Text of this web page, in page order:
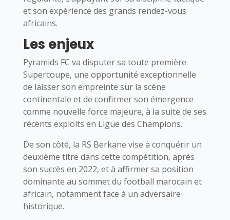
et son expérience des grands rendez-vous
africains.
Les enjeux
Pyramids FC va disputer sa toute première
Supercoupe, une opportunité exceptionnelle
de laisser son empreinte sur la scène
continentale et de confirmer son émergence
comme nouvelle force majeure, à la suite de ses
récents exploits en Ligue des Champions.
De son côté, la RS Berkane vise à conquérir un
deuxième titre dans cette compétition, après
son succès en 2022, et à affirmer sa position
dominante au sommet du football marocain et
africain, notamment face à un adversaire
historique.